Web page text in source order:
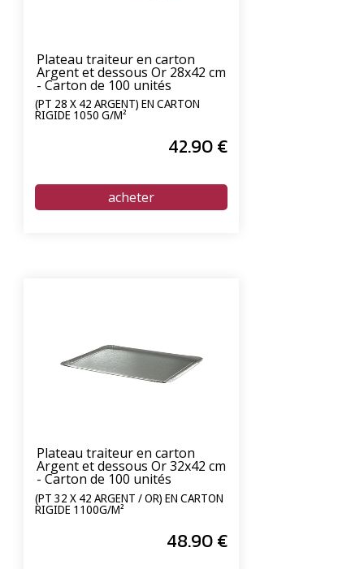
Plateau traiteur en carton
Argent et dessous Or 28x42 cm
- Carton de 100 unités
(PT 28 X 42 ARGENT) EN CARTON
RIGIDE 1050 G/M²
42.90€
Plateau traiteur en carton
Argent et dessous Or 32x42 cm
- Carton de 100 unités
(PT 32 X 42 ARGENT / OR) EN CARTON
RIGIDE 1100G/M²
48.90€